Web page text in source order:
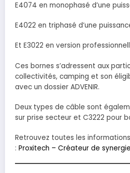
E4074 en monophasé d’une
E4022 en triphasé d’une
Et E3022 en version
Ces bornes s’adressent aux
collectivités, camping et son
avec un dossier ADVENIR.
Deux types de câble sont
sur prise secteur et C3222 pour
Retrouvez toutes les
: Proxitech – Créateur de